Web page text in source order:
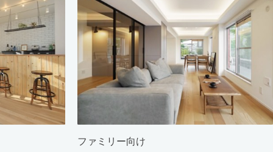
ファミリー向け